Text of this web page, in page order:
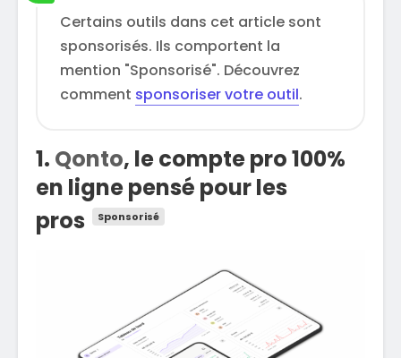
Certains outils dans cet article sont
sponsorisés. Ils comportent la
mention "Sponsorisé". Découvrez
comment sponsoriser votre outil.
1. Qonto, le compte pro 100%
en ligne pensé pour les
pros